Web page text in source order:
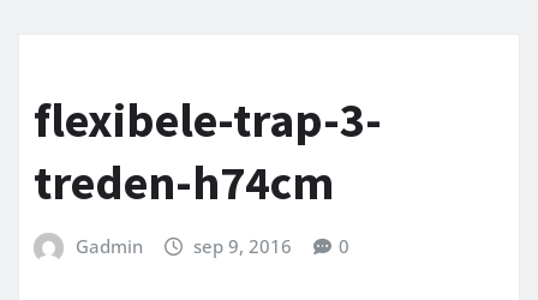
flexibele-trap-3-
treden-h74cm
Gadmin sep 9, 2016 0